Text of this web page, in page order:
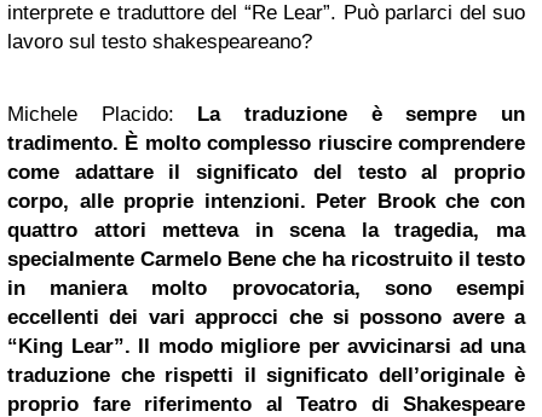
interprete e traduttore del “Re Lear”. Può parlarci del suo
lavoro sul testo shakespeareano?
Michele Placido: La traduzione è sempre un
tradimento. È molto complesso riuscire comprendere
come adattare il significato del testo al proprio
corpo, alle proprie intenzioni. Peter Brook che con
quattro attori metteva in scena la tragedia, ma
specialmente Carmelo Bene che ha ricostruito il testo
in maniera molto provocatoria, sono esempi
eccellenti dei vari approcci che si possono avere a
“King Lear”. Il modo migliore per avvicinarsi ad una
traduzione che rispetti il significato dell’originale è
proprio fare riferimento al Teatro di Shakespeare